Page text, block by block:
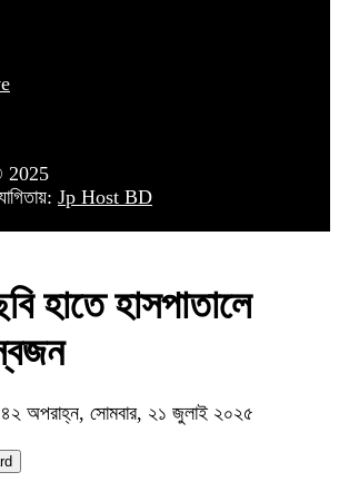
2025
Jp Host BD
হাতে হাসপাতালে
অপরাহ্ন, সোমবার, ২১ জুলাই ২০২৫